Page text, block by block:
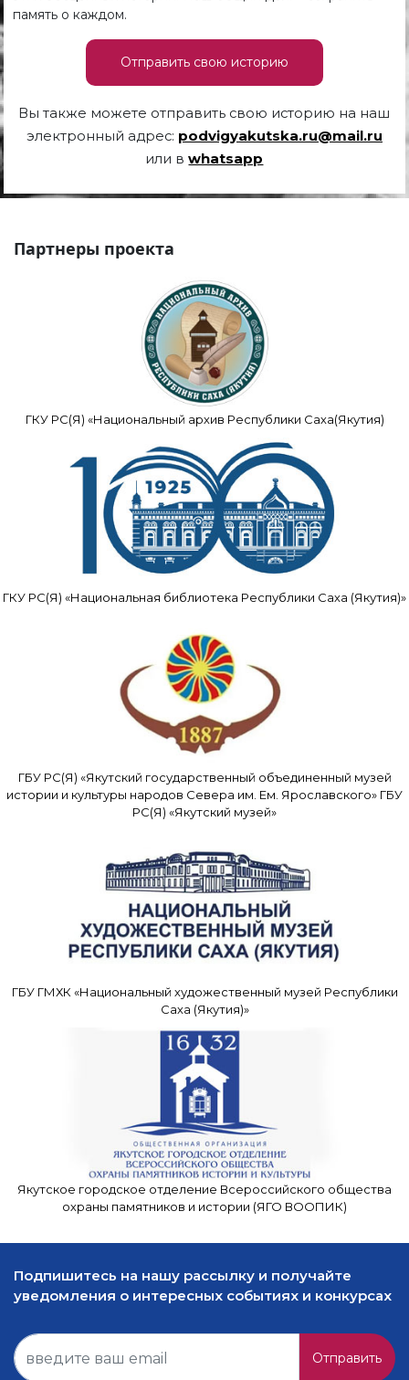
память о каждом.
Отправить свою историю
Вы также можете отправить свою историю на наш
электронный адрес: podvigyakutska.ru@mail.ru
или вwhatsapp
Партнеры проекта
ГКУ РС(Я) «Национальный архив Республики Саха(Якутия)
ГКУ РС(Я) «Национальная библиотека Республики Саха (Якутия)»
ГБУ РС(Я) «Якутский государственный объединенный музей
истории и культуры народов Севера им. Ем. Ярославского» ГБУ
РС(Я) «Якутский музей»
ГБУ ГМХК «Национальный художественный музей Республики
Саха (Якутия)»
Якутское городское отделение Всероссийского общества
охраны памятников и истории (ЯГО ВООПИК)
Подпишитесь на нашу рассылку и получайте
уведомления о интересных событиях и конкурсах
Отправить